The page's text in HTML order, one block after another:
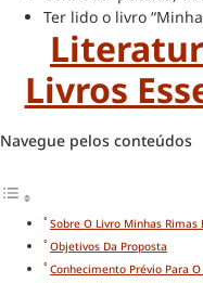
Ter lido o livro
Livros
Navegue pelos conteúdos
Sobre O Livro Minhas Rimas
Objetivos Da Proposta
Conhecimento Prévio Para